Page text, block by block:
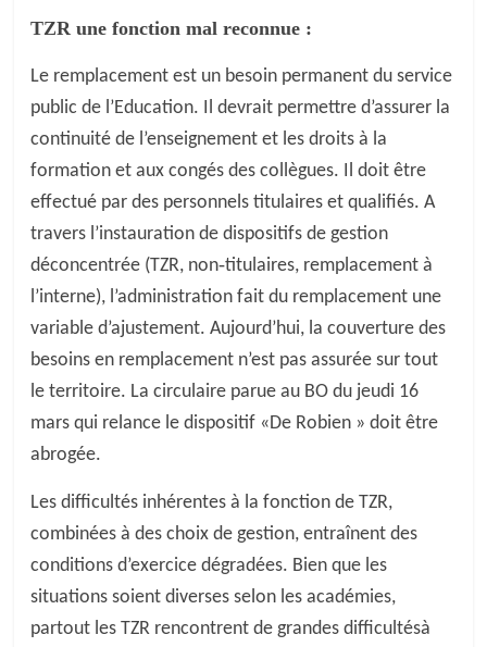
TZR une fonction mal reconnue :
Le remplacement est un besoin permanent du service
public de l’Education. Il devrait permettre d’assurer la
continuité de l’enseignement et les droits à la
formation et aux congés des collègues. Il doit être
effectué par des personnels titulaires et qualifiés. A
travers l’instauration de dispositifs de gestion
déconcentrée (TZR, non‐titulaires, remplacement à
l’interne), l’administration fait du remplacement une
variable d’ajustement. Aujourd’hui, la couverture des
besoins en remplacement n’est pas assurée sur tout
le territoire. La circulaire parue au BO du jeudi 16
mars qui relance le dispositif «De Robien » doit être
abrogée.
Les difficultés inhérentes à la fonction de TZR,
combinées à des choix de gestion, entraînent des
conditions d’exercice dégradées. Bien que les
situations soient diverses selon les académies,
partout les TZR rencontrent de grandes difficultésà